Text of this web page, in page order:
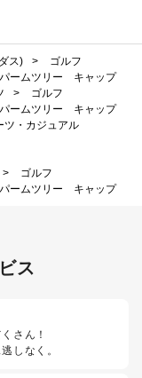
ス) >
ゴルフ
ームツリー キャップ
>
ゴルフ
ームツリー キャップ
ツ・カジュアル
>
ゴルフ
ームツリー キャップ
ス
さん！
しなく。